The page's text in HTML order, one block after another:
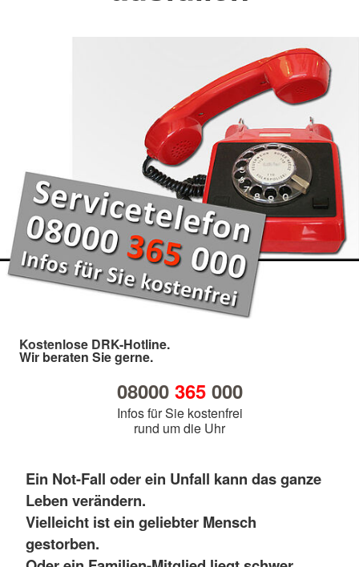
Kostenlose DRK-Hotline.
Wir beraten Sie gerne.
08000 365000
Infos für Sie kostenfrei
rund um die Uhr
Ein Not-Fall oder ein Unfall kann das ganze
Leben verändern.
Vielleicht ist ein geliebter Mensch
gestorben.